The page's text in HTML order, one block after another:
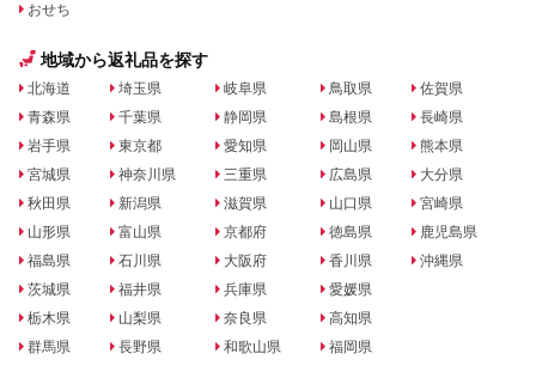
おせち
地域から返礼品を探す
北海道
青森県
岩手県
宮城県
秋田県
山形県
福島県
茨城県
栃木県
群馬県
埼玉県
千葉県
東京都
神奈川県
新潟県
富山県
石川県
福井県
山梨県
長野県
岐阜県
静岡県
愛知県
三重県
滋賀県
京都府
大阪府
兵庫県
奈良県
和歌山県
鳥取県
島根県
岡山県
広島県
山口県
徳島県
香川県
愛媛県
高知県
福岡県
佐賀県
長崎県
熊本県
大分県
宮崎県
鹿児島県
沖縄県